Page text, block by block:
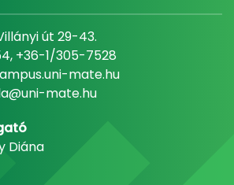
út 29-43.
+36-1/305-7528
mate.hu
mate.hu
Diána